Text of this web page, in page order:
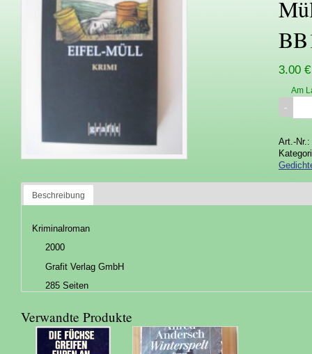
3.00 €
Am
Art.-Nr.:
Beschreibung
Kriminalroman
2000
Grafit Verlag GmbH
285 Seiten
Verwandte Produkte